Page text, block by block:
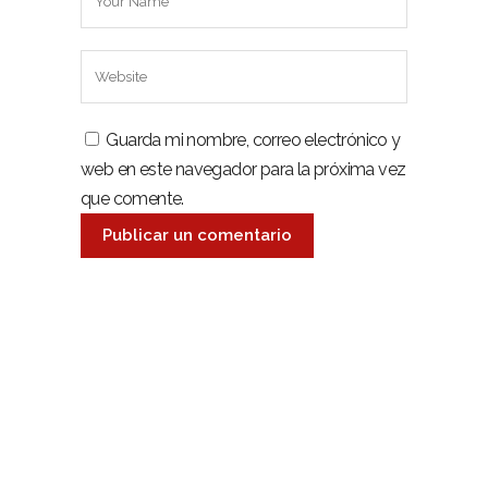
Guarda mi nombre, correo electrónico y
web en este navegador para la próxima vez
que comente.